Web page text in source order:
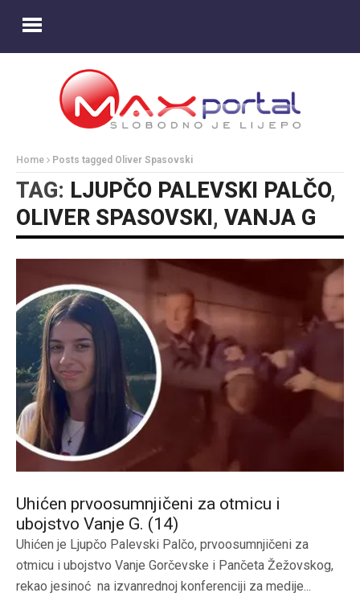
Home Posts tagged Oliver Spasovski
TAG: LJUPČO PALEVSKI PALČO,
OLIVER SPASOVSKI , VANJA G
Uhićen prvoosumnjičeni za otmicu i
ubojstvo Vanje G. (14)
Uhićen je Ljupčo Palevski Palčo, prvoosumnjičeni za
otmicu i ubojstvo Vanje Gorčevske i Pančeta Žežovskog,
rekao jesinoć na izvanrednoj konferenciji za medije...